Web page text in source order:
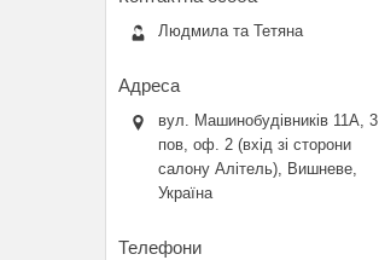
Людмила та Тетяна
вул. Машинобудівників 11А, 3
пов, оф. 2 (вхід зі сторони
салону Алітель), Вишневе,
Україна